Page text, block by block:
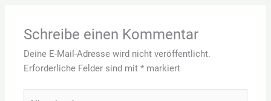
Schreibe einen Kommentar
Deine E-Mail-Adresse wird nicht veröffentlicht.
Erforderliche Felder sind mit* markiert